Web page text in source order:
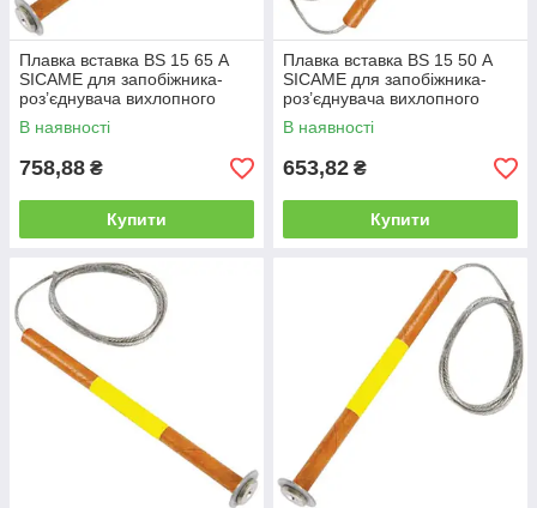
Плавка вставка BS 15 65 А
SICAME для запобіжника-
роз’єднувача вихлопного
типу, нитка запобіжника
В наявності
758,88 ₴
Купити
Плавка вставка BS 15 50 А
SICAME для запобіжника-
роз’єднувача вихлопного
типу, нитка запобіжника
В наявності
653,82 ₴
Купити